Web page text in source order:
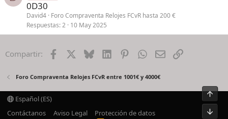
0D30
David4 Foro Compraventa Relojes FCvR hasta 200 €
Respuestas 2 10 May 2025
Compartir: Facebook BlueskyLinkedInPinterestWhatsApp
EmailEnlace
Foro Compraventa Relojes FCvR entre 1001€ y 4000€
Español (ES)
Contáctanos
Aviso Legal
Protección de datos